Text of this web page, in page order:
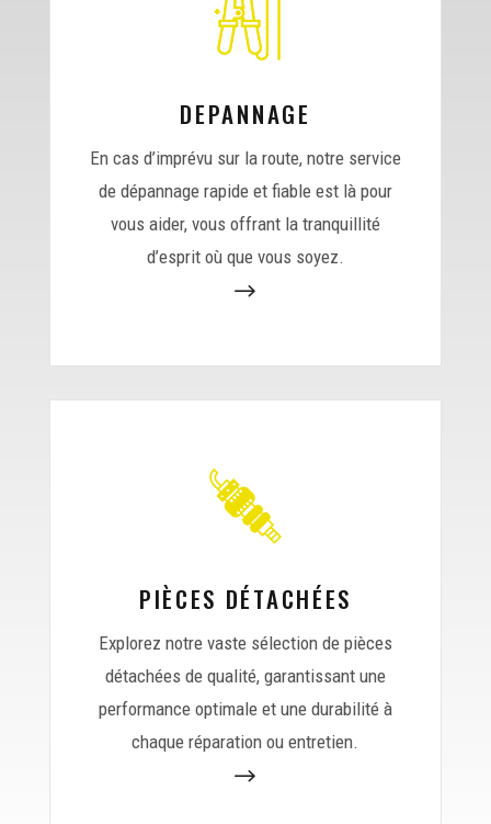
DEPANNAGE
En cas d’imprévu sur la route, notre service
de dépannage rapide et fiable est là pour
vous aider, vous offrant la tranquillité
d’esprit où que vous soyez.
$
PIÈCES DÉTACHÉES
Explorez notre vaste sélection de pièces
détachées de qualité, garantissant une
performance optimale et une durabilité à
chaque réparation ou entretien.
$